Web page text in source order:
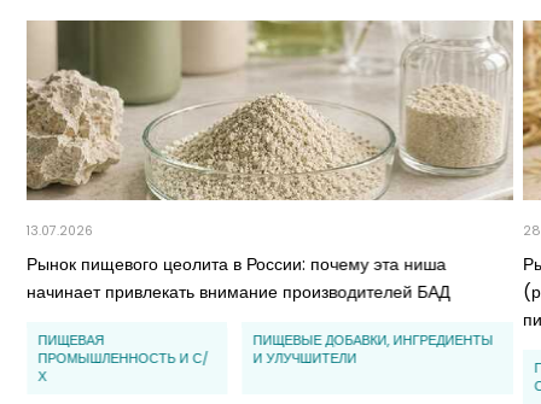
13.07.2026
Рынок пищевого цеолита в России: почему эта ниша
начинает привлекать внимание производителей БАД
ПИЩЕВАЯ
ПРОМЫШЛЕННОСТЬ И С/
Х
ПИЩЕВЫЕ ДОБАВКИ, ИНГРЕДИЕНТЫ
И УЛУЧШИТЕЛИ